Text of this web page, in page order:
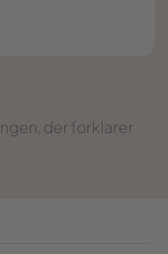
der forklarer